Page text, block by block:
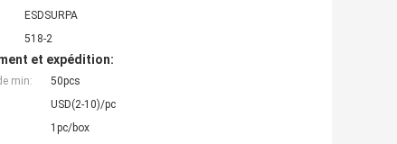
ESDSURPA
518-2
et expédition:
min:
50pcs
USD(2-10)/pc
1pc/box